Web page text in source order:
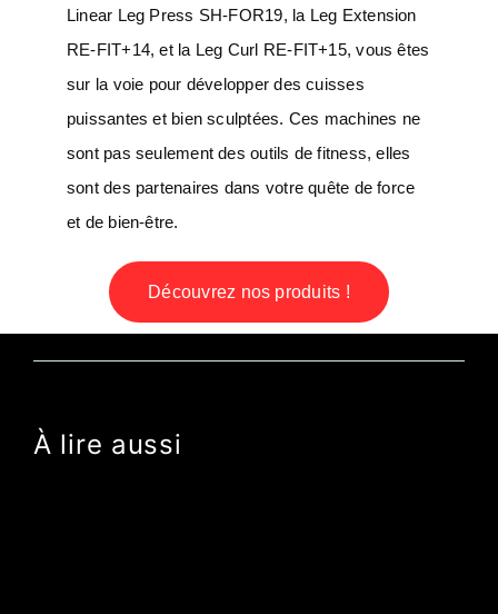
Linear Leg Press SH-FOR19, la Leg Extension
RE-FIT+14, et la Leg Curl RE-FIT+15, vous êtes
sur la voie pour développer des cuisses
puissantes et bien sculptées. Ces machines ne
sont pas seulement des outils de fitness, elles
sont des partenaires dans votre quête de force
et de bien-être.
Découvrez nos produits !
À lire aussi